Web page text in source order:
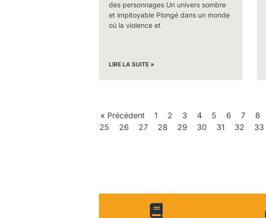
des personnages Un univers sombre
et impitoyable Plongé dans un monde
où la violence et
LIRE LA SUITE »
« Précédent 1 2 3 4 5 6 7 8
25
26 27 28 29 30 31 32 33